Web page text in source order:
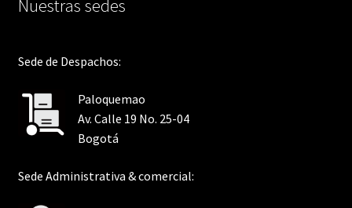
Nuestras sedes
Sede de Despachos:
Paloquemao
Av. Calle 19 No. 25-04
Bogotá
Sede Administrativa & comercial: